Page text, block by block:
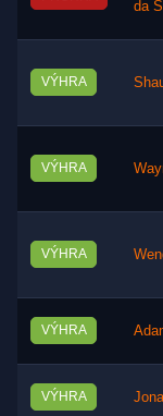
da
VÝHRA
VÝHRA
VÝHRA
VÝHRA
VÝHRA